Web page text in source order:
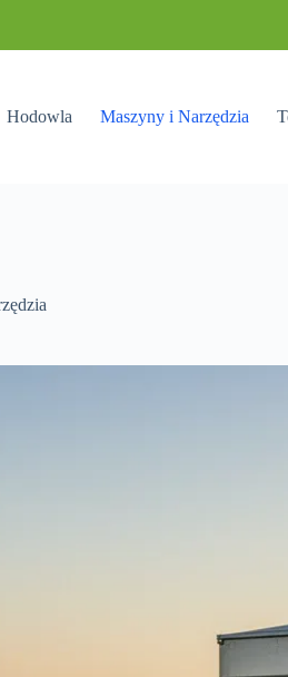
Hodowla Maszyny i Narzędzia